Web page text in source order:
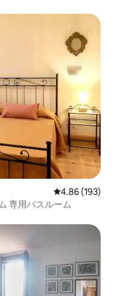
レビュー193
4.86 (193)
専用バスルーム